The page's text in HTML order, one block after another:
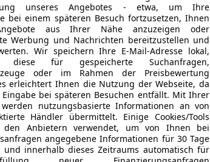
unseres Angebotes - etwa, um Ihre
bei einem späteren Besuch fortzusetzen, Ihnen
aus Ihrer Nähe anzuzeigen oder
Werbung und Nachrichten bereitzustellen und
Wir speichern Ihre E-Mail-Adresse lokal,
für gespeicherte Suchanfragen,
oder im Rahmen der Preisbewertung
erleichtert Ihnen die Nutzung der Webseite, da
bei späteren Besuchen entfällt. Mit Ihrer
nutzungsbasierte Informationen an von
Händler übermittelt. Einige Cookies/Tools
den Anbietern verwendet, um von Ihnen bei
angegebene Informationen für 30 Tage
und innerhalb dieses Zeitraums automatisch für